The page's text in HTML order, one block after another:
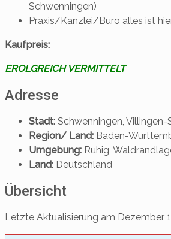
Schwenningen)
Praxis/Kanzlei/Büro alles ist
Kaufpreis:
EROLGREICH VERMITTELT
Adresse
Stadt: Schwenningen, Villingen-
Region/ Land: Baden-
Umgebung: Ruhig,
Land: Deutschland
Übersicht
Letzte Aktualisierung am Dezember